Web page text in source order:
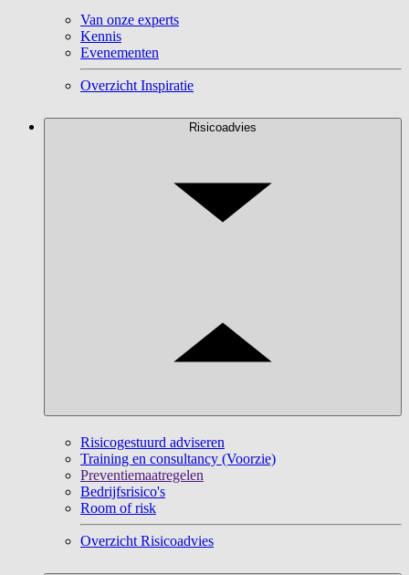
Van onze experts
Kennis
Evenementen
Overzicht Inspiratie
Risicoadvies
Risicogestuurd adviseren
Training en consultancy (Voorzie)
Preventiemaatregelen
Bedrijfsrisico's
Room of risk
Overzicht Risicoadvies